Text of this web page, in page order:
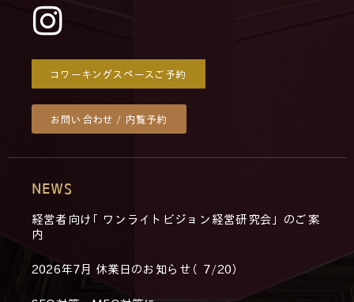
コワーキングスペースご予約
お問い合わせ / 内覧予約
NEWS
経営者向け「ワンライトビジョン経営研究会」のご案
内
2026年7月 休業日のお知らせ（7/20）